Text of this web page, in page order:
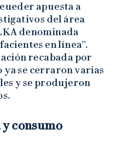
apuesta a
del área
denominada
en línea”.
recabada por
ya se cerraron varias
y se produjeron
consumo